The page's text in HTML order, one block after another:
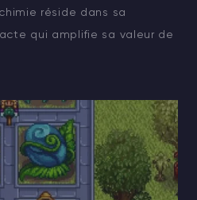
réside dans sa
qui amplifie sa valeur de